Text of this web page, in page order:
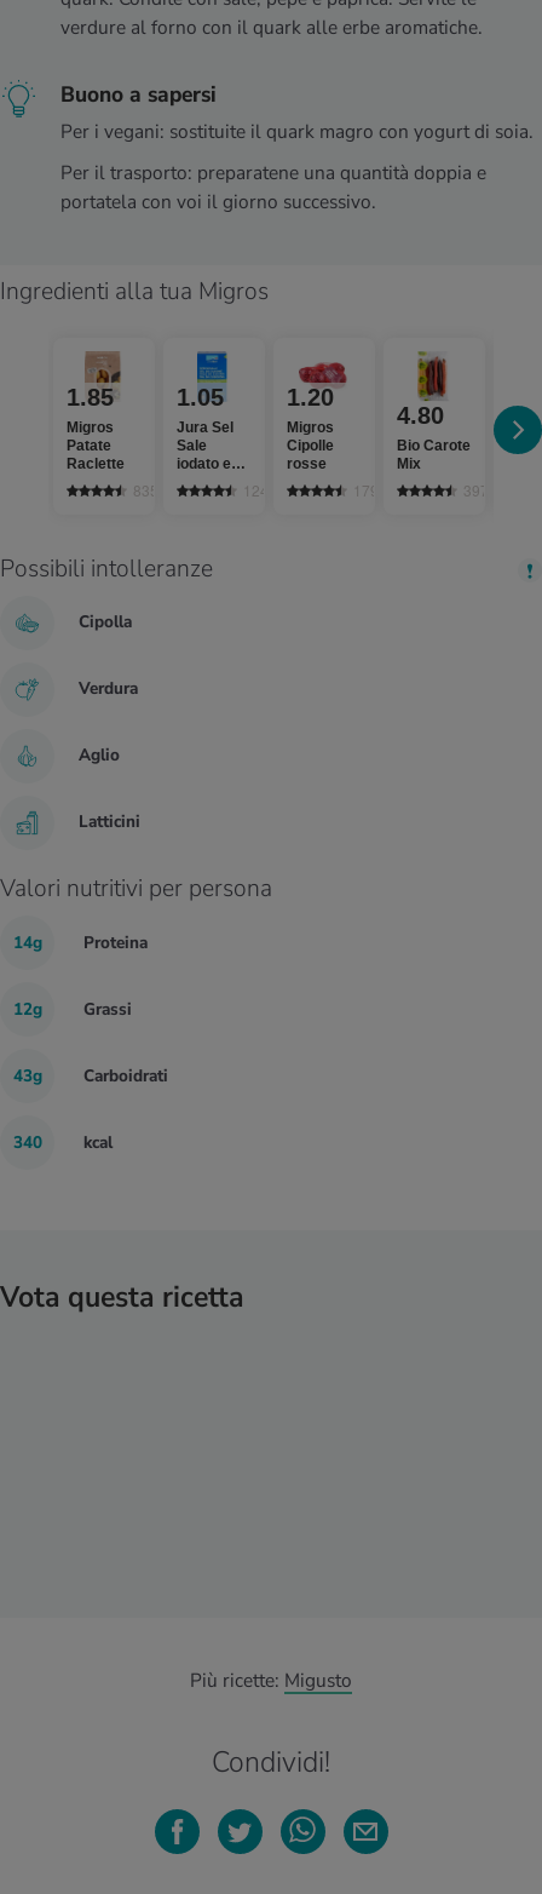
verdure al forno con il quark alle erbe aromatiche.
Buono a sapersi
Per i vegani: sostituite il quark magro con yogurt di soia.
Per il trasporto: preparatene una quantità doppia e
portatela con voi il giorno successivo.
Ingredienti alla tua Migros
1.85
Migros
Patate
Raclette
835
1.05
Jura Sel
Sale
iodato e
fluorato
1242
1.20
Migros
Cipolle
rosse
1792
4.80
Bio Carote
Mix
397
Possibili intolleranze
Cipolla
Verdura
Aglio
Latticini
Valori nutritivi per persona
14g Proteina
12g Grassi
43g Carboidrati
340 kcal
Vota questa ricetta
Più ricette: Migusto
Condividi!